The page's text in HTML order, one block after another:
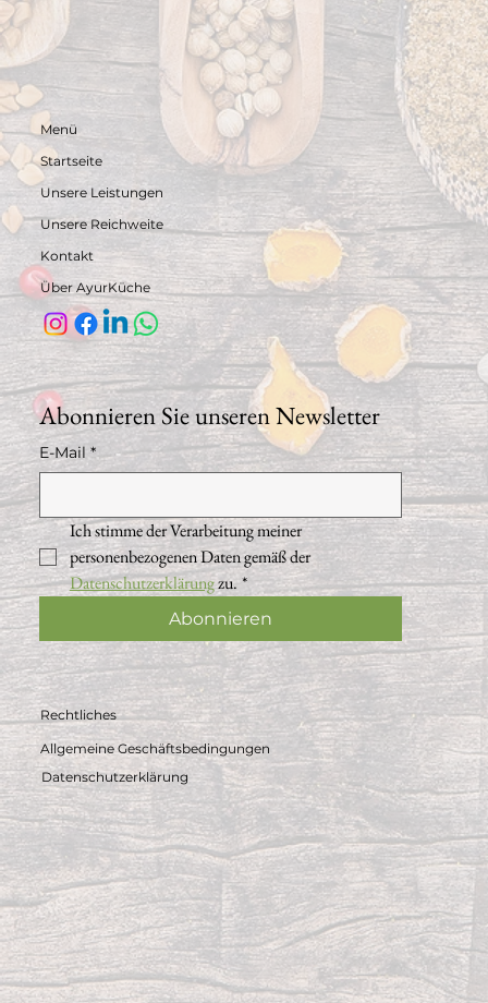
Abonnieren Sie unseren Newsletter
E-Mail *
Ich stimme der Verarbeitung meiner
personenbezogenen Daten gemäß der
Datenschutzerklärung zu. *
Abonnieren
Menü
Startseite
Über AyurKüche
Unsere Leistungen
Unsere Reichweite
Kontakt
Rechtliches
Allgemeine Geschäftsbedingungen
Datenschutzerklärung